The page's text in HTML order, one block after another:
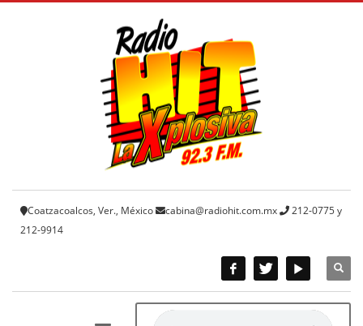
Coatzacoalcos, Ver., México cabina@radiohit.com.mx
212-0775 y
212-9914